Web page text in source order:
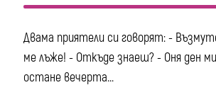
Двама приятели си говорят: -
ме лъже! - Откъде знаеш? - Оня ден
остане вечерта...